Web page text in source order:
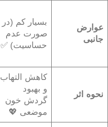
عوارض
جانبی
بسیار کم (در
صورت عدم
حساسیت) ✅
نحوه اثر
کاهش التهاب
و بهبود
گردش خون
موضعی 💖